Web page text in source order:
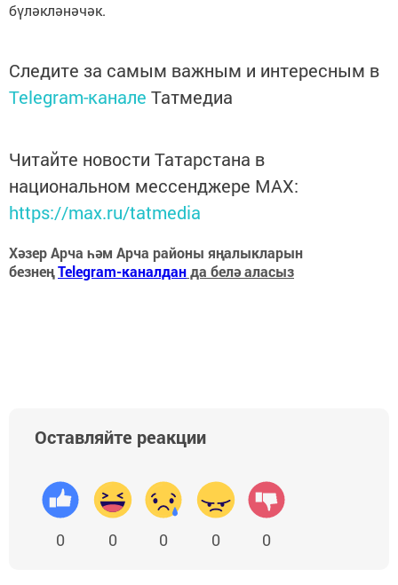
бүләкләнәчәк.
Следите за самым важным и интересным в
Telegram-канале Татмедиа
Читайте новости Татарстана в
национальном мессенджере MАХ:
https://max.ru/tatmedia
Хәзер Арча һәм Арча районы яңалыкларын
безнеңTelegram-каналданда белә аласыз
Оставляйте реакции
0 0 0 0 0